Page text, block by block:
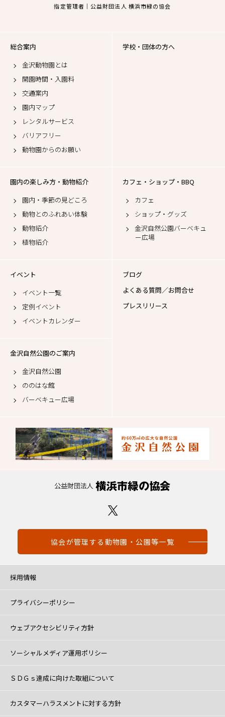
指定管理者｜公益財団法人 横浜市緑の協会
総合案内
金沢動物園とは
開園時間・入園料
交通案内
園内マップ
レンタルサービス
バリアフリー
動物園からのお願い
学校・団体の方へ
園内の楽しみ方・動物紹介
園内・季節の見どころ
動物とのふれあい体験
動物紹介
植物紹介
カフェ・ショップ・BBQ
カフェ
ショップ・グッズ
金沢自然公園バーベキュ
ー広場
イベント
イベント一覧
定例イベント
イベントカレンダー
ブログ
よくある質問／お問合せ
プレスリリース
金沢自然公園のご案内
金沢自然公園
ののはな館
バーベキュー広場
協会が管理する動物園・公園等一覧
採用情報
プライバシーポリシー
ウェブアクセシビリティ方針
ソーシャルメディア運用ポリシー
ＳＤＧｓ達成に向けた取組について
カスタマーハラスメントに対する方針